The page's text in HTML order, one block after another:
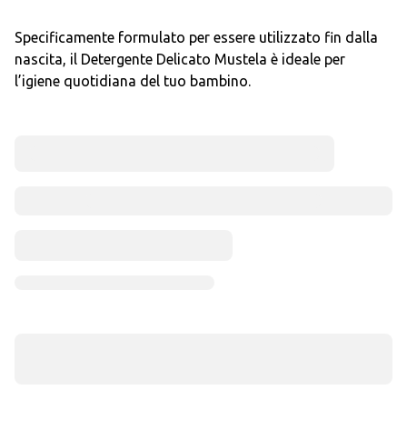
Specificamente formulato per essere utilizzato fin dalla
nascita, il Detergente Delicato Mustela è ideale per
l’igiene quotidiana del tuo bambino.